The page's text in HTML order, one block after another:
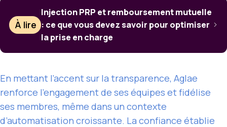
À lire
Injection PRP et remboursement mutuelle
: ce que vous devez savoir pour optimiser
la prise en charge
En mettant l’accent sur la transparence, Aglae
renforce l’engagement de ses équipes et fidélise
ses membres, même dans un contexte
d’automatisation croissante. La confiance établie